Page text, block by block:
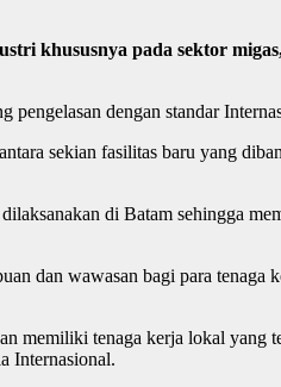
khususnya pada sektor
pengelasan dengan standar
sekian fasilitas baru yang
di Batam sehingga
dan wawasan bagi para tenaga
memiliki tenaga kerja lokal yang
Internasional.